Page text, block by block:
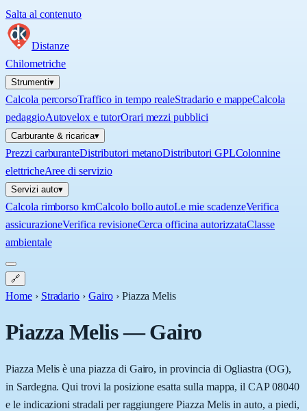
Salta al contenuto
Distanze
Chilometriche
Strumenti▾
Calcola percorsoTraffico in tempo realeStradario e mappeCalcola
pedaggioAutovelox e tutorOrari mezzi pubblici
Carburante & ricarica▾
Prezzi carburanteDistributori metanoDistributori GPLColonnine
elettricheAree di servizio
Servizi auto▾
Calcola rimborso kmCalcolo bollo autoLe mie scadenzeVerifica
assicurazioneVerifica revisioneCerca officina autorizzataClasse
ambientale
🔗
Home › Stradario › Gairo › Piazza Melis
Piazza Melis—Gairo
Piazza Melis è una piazza di Gairo, in provincia di Ogliastra (OG),
in Sardegna. Qui trovi la posizione esatta sulla mappa, il CAP 08040
e le indicazioni stradali per raggiungere Piazza Melis in auto, a piedi,